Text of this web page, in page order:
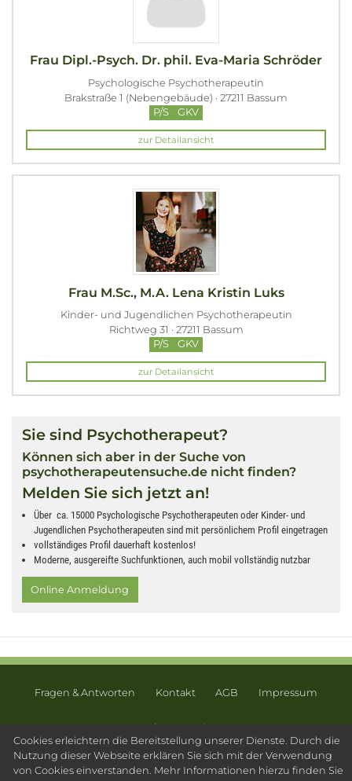
Frau Dipl.-Psych. Dr. phil. Eva-Maria Schröder
Psychologische Psychotherapeutin
Brakstraße 1 (Nebengebäude) · 27211 Bassum
P/S
GKV
zur Detailansicht
Frau M.Sc., M.A. Lena Kristin Luks
Kinder- und Jugendlichen Psychotherapeutin
Richtweg 31 · 27211 Bassum
P/S
GKV
zur Detailansicht
Sie sind Psychotherapeut?
Können sich aber in der Suche von
psychotherapeutensuche.de nicht finden?
Melden Sie sich jetzt an!
Über ca. 15000 Psychologische Psychotherapeuten oder Kinder- und
Jugendlichen Psychotherapeuten sind mit persönlichem Profil eingetragen
vollständiges Profil dauerhaft kostenlos!
Moderne, ausgereifte Suchfunktionen, auch mobil vollständig nutzbar
Online Anmeldung
Fragen & Antworten Kontakt AGB Impressum
Datenschutz Sitemap
© 2003 - 2026 Psychotherapeutensuche.de - PsyOS GmbH
Cookies erleichtern die Bereitstellung unserer Dienste. Durch die
Nutzung dieser Webseite erklären Sie sich mit der Verwendung
von Cookies einverstanden. Mehr Informationen hierzu finden Sie